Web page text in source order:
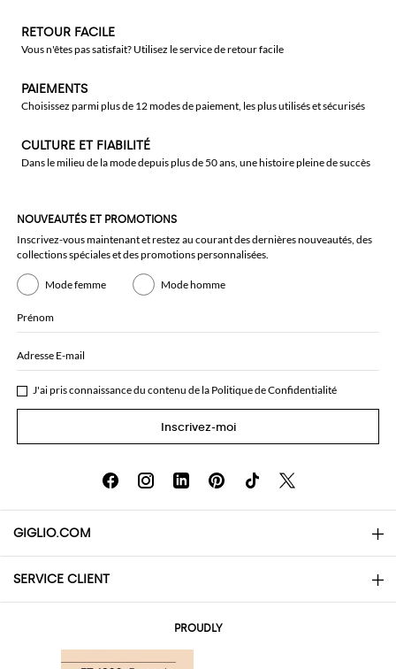
RETOUR FACILE
Vous n'êtes pas satisfait? Utilisez le service de retour facile
PAIEMENTS
Choisissez parmi plus de 12 modes de paiement, les plus utilisés et sécurisés
CULTURE ET FIABILITÉ
Dans le milieu de la mode depuis plus de 50 ans, une histoire pleine de succès
NOUVEAUTÉS ET PROMOTIONS
Inscrivez-vous maintenant et restez au courant des dernières nouveautés, des
collections spéciales et des promotions personnalisées.
Mode femme Mode homme
Prénom
Adresse E-mail
J'ai pris connaissance du contenu de la Politique de Confidentialité
Inscrivez-moi
GIGLIO.COM
About
SERVICE CLIENT
PROUDLY